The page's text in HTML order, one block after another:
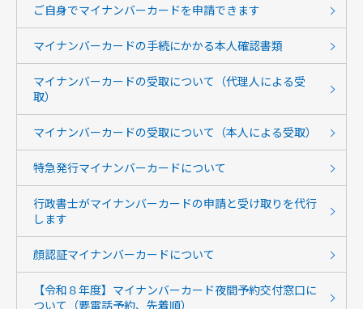
ご自身でマイナンバーカードを申請できます
マイナンバーカードの手続にかかる本人確認書類
マイナンバーカードの受取について（代理人による受
取）
マイナンバーカードの受取について（本人による受取）
特急発行マイナンバーカードについて
行政書士がマイナンバーカードの申請と受け取りを代行
します
顔認証マイナンバーカードについて
【令和８年度】マイナンバーカード夜間予約交付窓口に
ついて（要電話予約、先着順）